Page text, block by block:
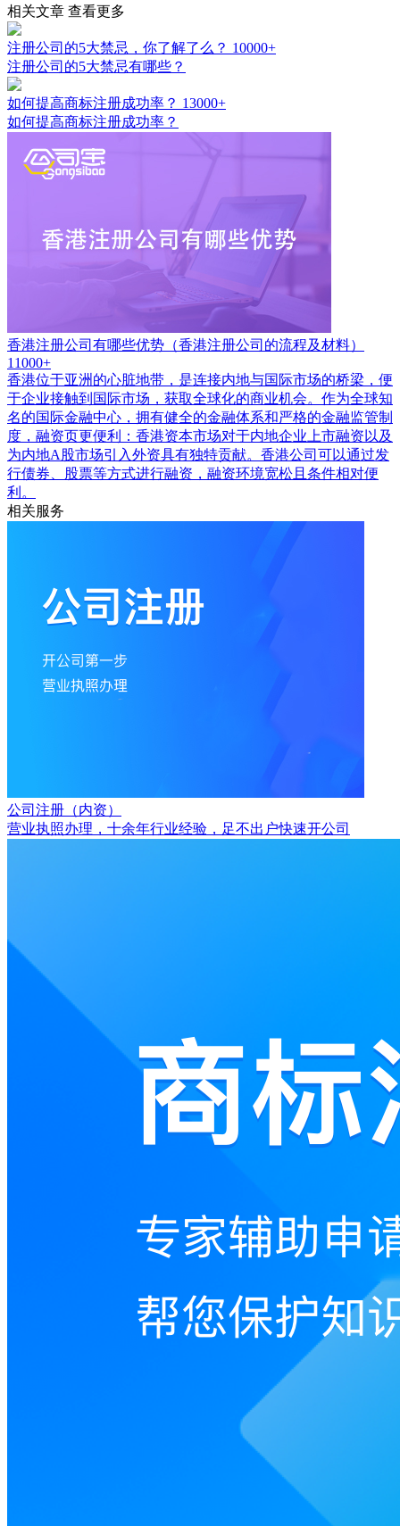
相关文章 查看更多
注册公司的5大禁忌，你了解了么？ 10000+
注册公司的5大禁忌有哪些？
如何提高商标注册成功率？ 13000+
如何提高商标注册成功率？
香港注册公司有哪些优势（香港注册公司的流程及材料）
11000+
香港位于亚洲的心脏地带，是连接内地与国际市场的桥梁，便
于企业接触到国际市场，获取全球化的商业机会。作为全球知
名的国际金融中心，拥有健全的金融体系和严格的金融监管制
度，融资页更便利：香港资本市场对于内地企业上市融资以及
为内地A股市场引入外资具有独特贡献。香港公司可以通过发
行债券、股票等方式进行融资，融资环境宽松且条件相对便
利。
相关服务
公司注册（内资）
营业执照办理，十余年行业经验，足不出户快速开公司